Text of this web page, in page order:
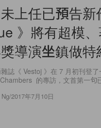
上任已預告
》將有超模
導演坐鎮做特
誌《 Vestoj 》在 7 月初刊登
的專訪，文首第一句
/2017年7月10日